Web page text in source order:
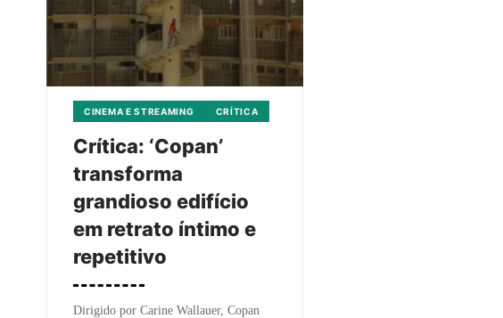
CINEMA E STREAMING CRÍTICA
Crítica: ‘Copan’
transforma
grandioso edifício
em retrato íntimo e
repetitivo
Dirigido por Carine Wallauer, Copan